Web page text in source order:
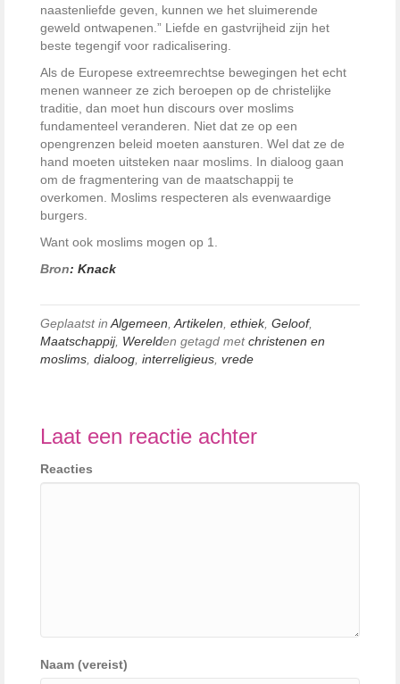
naastenliefde geven, kunnen we het sluimerende
geweld ontwapenen.” Liefde en gastvrijheid zijn het
beste tegengif voor radicalisering.
Als de Europese extreemrechtse bewegingen het echt
menen wanneer ze zich beroepen op de christelijke
traditie, dan moet hun discours over moslims
fundamenteel veranderen. Niet dat ze op een
opengrenzen beleid moeten aansturen. Wel dat ze de
hand moeten uitsteken naar moslims. In dialoog gaan
om de fragmentering van de maatschappij te
overkomen. Moslims respecteren als evenwaardige
burgers.
Want ook moslims mogen op 1.
Bron: Knack
Geplaatst in Algemeen Artikelen ethiek, Geloof,
Maatschappij, Werelden getagd metchristenen en
moslims dialoog interreligieus vrede
Laat een reactie achter
Reacties
Naam (vereist)